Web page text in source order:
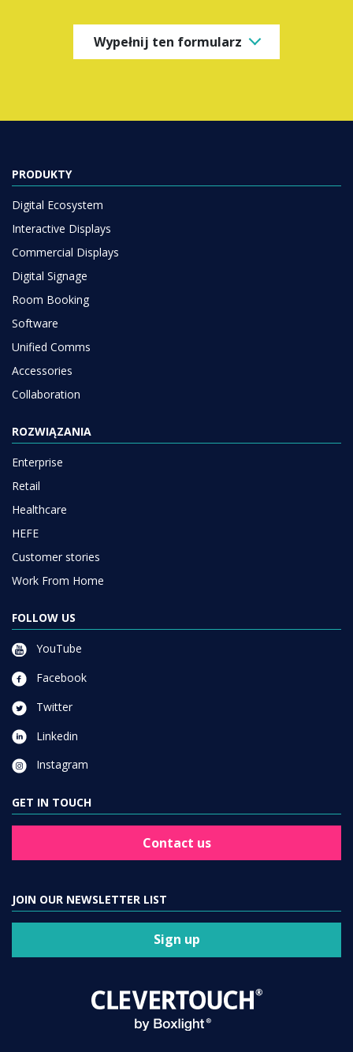
Wypełnij ten formularz
PRODUKTY
Digital Ecosystem
Interactive Displays
Commercial Displays
Digital Signage
Room Booking
Software
Unified Comms
Accessories
Collaboration
ROZWIĄZANIA
Enterprise
Retail
Healthcare
HEFE
Customer stories
Work From Home
FOLLOW US
YouTube
Facebook
Twitter
Linkedin
Instagram
GET IN TOUCH
Contact us
JOIN OUR NEWSLETTER LIST
Sign up